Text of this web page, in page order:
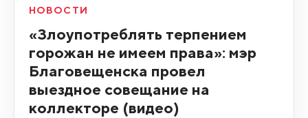
НОВОСТИ
«Злоупотреблять терпением
горожан не имеем права»: мэр
Благовещенска провел
выездное совещание на
коллекторе (видео)